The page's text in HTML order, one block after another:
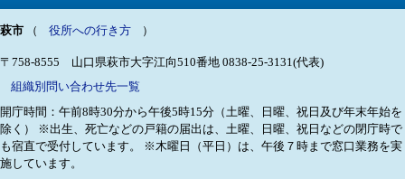
萩市 （ 役所への行き方 ）
〒758-8555 山口県萩市大字江向510番地 0838-25-3131(代表)
組織別問い合わせ先一覧
開庁時間：午前8時30分から午後5時15分（土曜、日曜、祝日及び年末年始を
除く）
※出生、死亡などの戸籍の届出は、土曜、日曜、祝日などの閉庁時で
も宿直で受付しています。
※木曜日（平日）は、午後７時まで窓口業務を実
施しています。